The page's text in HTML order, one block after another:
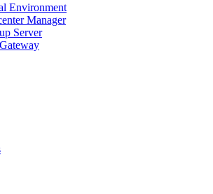
Environment
Manager
Server